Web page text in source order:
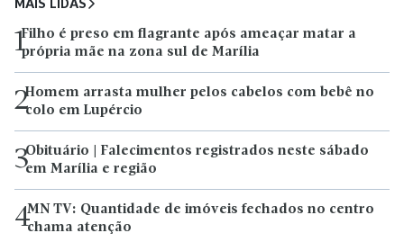
MAIS LIDAS
1Filho é preso em flagrante após ameaçar matar a
própria mãe na zona sul de Marília
2Homem arrasta mulher pelos cabelos com bebê no
colo em Lupércio
3Obituário | Falecimentos registrados neste sábado
em Marília e região
4MN TV: Quantidade de imóveis fechados no centro
chama atenção